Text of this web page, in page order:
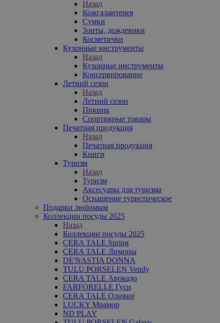
Назад
Кожгалантерея
Сумки
Зонты, дождевики
Косметички
Кухонные инструменты
Назад
Кухонные инструменты
Консервирование
Летний сезон
Назад
Летний сезон
Пикник
Спортивные товары
Печатная продукция
Назад
Печатная продукция
Книги
Туризм
Назад
Туризм
Аксесуары для туризма
Оснащение туристическое
Подарки любимым
Коллекции посуды 2025
Назад
Коллекции посуды 2025
CERA TALE Spring
CERA TALE Лимоны
DE'NASTIA DONNA
TULU PORSELEN Vendy
CERA TALE Авокадо
FARFORELLE Гуси
CERA TALE Оливки
LUCKY Мрамор
ND PLAY